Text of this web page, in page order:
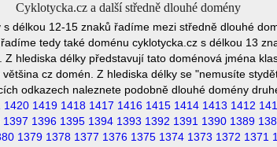
Cyklotycka.cz a další středně dlouhé domény
s délkou 12-15 znaků řadíme mezi středně dlouhé
tedy také doménu cyklotycka.cz s délkou 13
hlediska délky představují tato doménová jména
cz domén. Z hlediska délky se "nemusíte
odkazech naleznete podobně dlouhé domény
1420 1419 1418 1417 1416 1415 1414 1413 1412
1397 1396 1395 1394 1393 1392 1391 1390 1389
1379 1378 1377 1376 1375 1374 1373 1372 1371